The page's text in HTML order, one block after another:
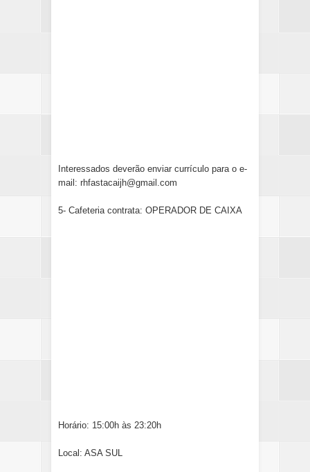
Interessados deverão enviar currículo para o e-
mail: rhfastacaijh@gmail.com
5- Cafeteria contrata: OPERADOR DE CAIXA
Horário: 15:00h às 23:20h
Local: ASA SUL